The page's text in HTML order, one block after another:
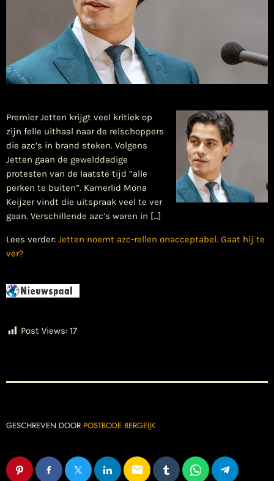
Premier Jetten krijgt veel kritiek op
zijn felle uithaal naar de relschoppers
die azc’s in brand steken. Volgens
Jetten gaan de gewelddadige
protesten van de laatste tijd “alle
perken te buiten”. Kamerlid Mona
Keijzer vindt die uitspraak veel te ver
gaan. Verschillende azc’s waren in […]
Lees verder: Jetten noemt azc-rellen onacceptabel. Gaat hij te
ver?
Post Views: 17
GESCHREVEN DOOR POSTBODE BERGEIJK
email